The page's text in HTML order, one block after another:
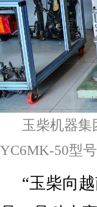
玉柴机器
YC6MK-50型号
“玉柴向